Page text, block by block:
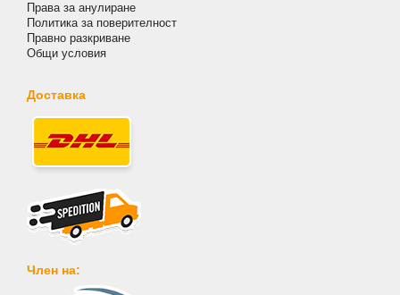
Права за анулиране
Политика за поверителност
Правно разкриване
Общи условия
Доставка
Член на: